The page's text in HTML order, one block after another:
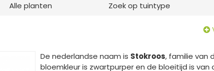
Alle planten Zoek op tuintype
De nederlandse naam is Stokroos, familie van
bloemkleur is zwartpurper en de bloeitijd is van